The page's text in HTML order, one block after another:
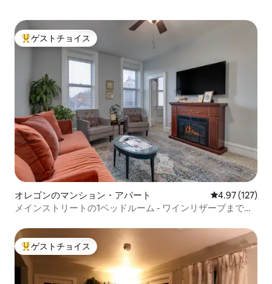
大好評のゲストチョイスです。
ゲストチョイス
オレゴンのマンション・アパート レビュー127
4.97 (127)
メインストリートの1ベッドルーム - ワインリザーブまで数
大好評のゲストチョイスです。
ゲストチョイス